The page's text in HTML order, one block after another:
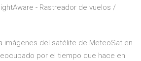
- Rastreador de vuelos /
imágenes del satélite de MeteoSat en
por el tiempo que hace en